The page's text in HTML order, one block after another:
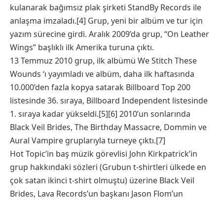
kulanarak bağımsız plak şirketi StandBy Records ile
anlaşma imzaladı.[4] Grup, yeni bir albüm ve tur için
yazım sürecine girdi. Aralık 2009’da grup, “On Leather
Wings” başlıklı ilk Amerika turuna çıktı.
13 Temmuz 2010 grup, ilk albümü We Stitch These
Wounds ‘ı yayımladı ve albüm, daha ilk haftasında
10.000’den fazla kopya satarak Billboard Top 200
listesinde 36. sıraya, Billboard Independent listesinde
1. sıraya kadar yükseldi.[5][6] 2010’un sonlarında
Black Veil Brides, The Birthday Massacre, Dommin ve
Aural Vampire gruplarıyla turneye çıktı.[7]
Hot Topic’in baş müzik görevlisi John Kirkpatrick’in
grup hakkındaki sözleri (Grubun t-shirtleri ülkede en
çok satan ikinci t-shirt olmuştu) üzerine Black Veil
Brides, Lava Records’un başkanı Jason Flom’un